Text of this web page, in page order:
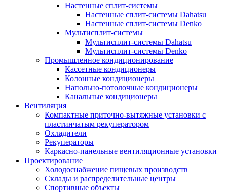
Настенные сплит-системы
Настенные сплит-системы Dahatsu
Настенные сплит-системы Denko
Мультисплит-системы
Мультисплит-системы Dahatsu
Мультисплит-системы Denko
Промышленное кондиционирование
Кассетные кондиционеры
Колонные кондиционеры
Напольно-потолочные кондиционеры
Канальные кондиционеры
Вентиляция
Компактные приточно-вытяжные установки с
пластинчатым рекуператором
Охладители
Рекуператоры
Каркасно-панельные вентиляционные установки
Проектирование
Холодоснабжение пищевых производств
Склады и распределительные центры
Спортивные объекты